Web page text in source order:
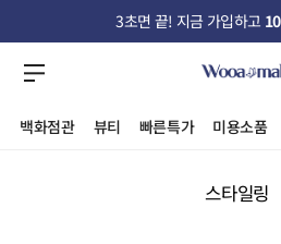
3초면 끝! 지금 가입하고
백화점관 뷰티 빠른특가 미용소품
스타일링